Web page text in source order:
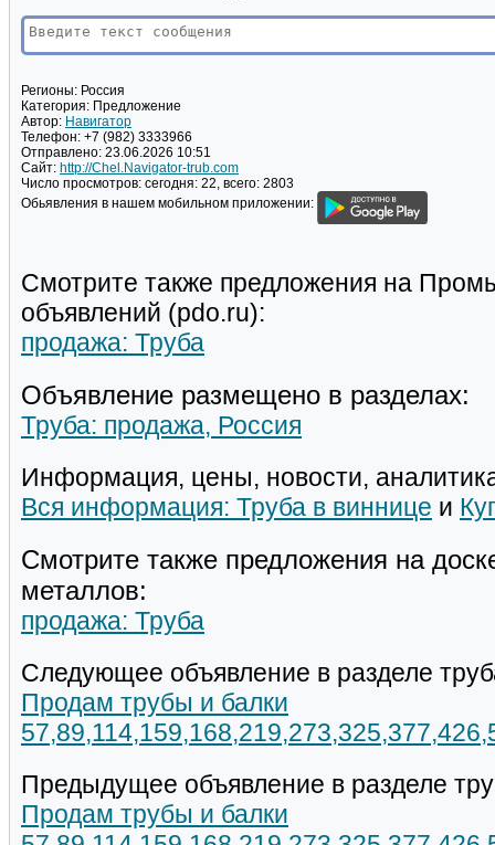
Регионы: Россия
Категория: Предложение
Автор: Навигатор
Телефон: +7 (982) 3333966
Отправлено: 23.06.2026 10:51
Сайт: http://Chel.Navigator-trub.com
Число просмотров: сегодня: 22, всего: 2803
Обьявления в нашем мобильном приложении:
Смотрите также предложения на
объявлений (pdo.ru):
продажа: Труба
Объявление размещено в разделах:
Труба: продажа, Россия
Информация, цены, новости,
Вся информация: Труба в виннице и
Смотрите также предложения на
металлов:
продажа: Труба
Следующее объявление в разделе
Продам трубы и балки
Предыдущее объявление в разделе
Продам трубы и балки